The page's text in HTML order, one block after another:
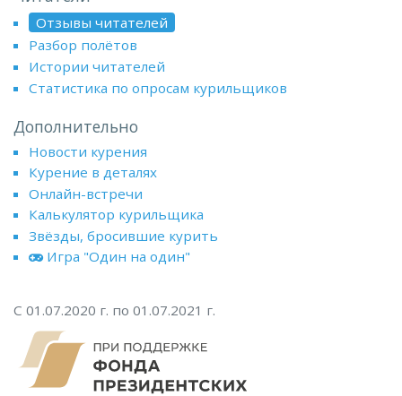
Отзывы читателей
Разбор полётов
Истории читателей
Статистика по опросам курильщиков
Дополнительно
Новости курения
Курение в деталях
Онлайн-встречи
Калькулятор курильщика
Звёзды, бросившие курить
Игра "Один на один"
С 01.07.2020 г. по 01.07.2021 г.